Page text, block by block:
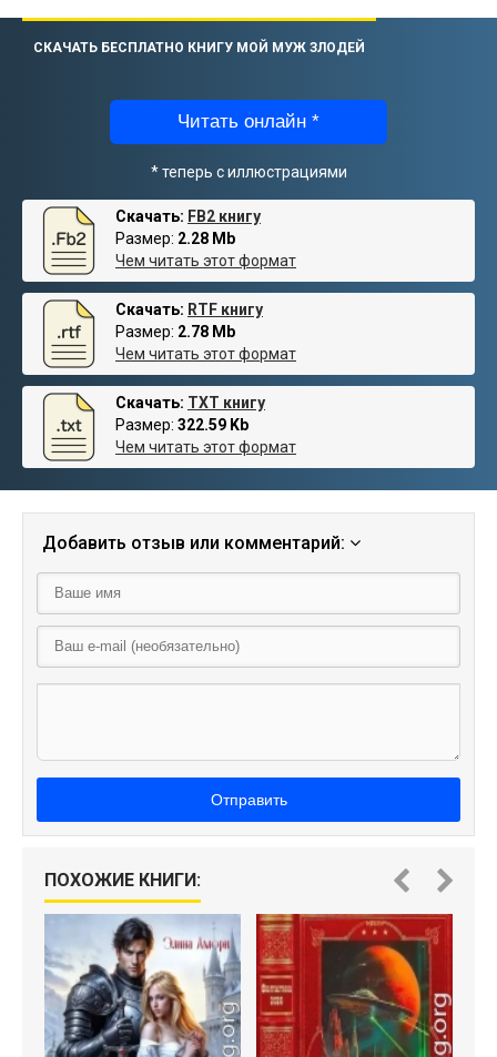
СКАЧАТЬ БЕСПЛАТНО КНИГУ МОЙ МУЖ ЗЛОДЕЙ
Читать онлайн *
* теперь с иллюстрациями
Скачать: FB2 книгу
Размер: 2.28 Mb
Чем читать этот формат
Скачать: RTF книгу
Размер: 2.78 Mb
Чем читать этот формат
Скачать: TXT книгу
Размер: 322.59 Kb
Чем читать этот формат
Добавить отзыв или комментарий:
Отправить
ПОХОЖИЕ КНИГИ: